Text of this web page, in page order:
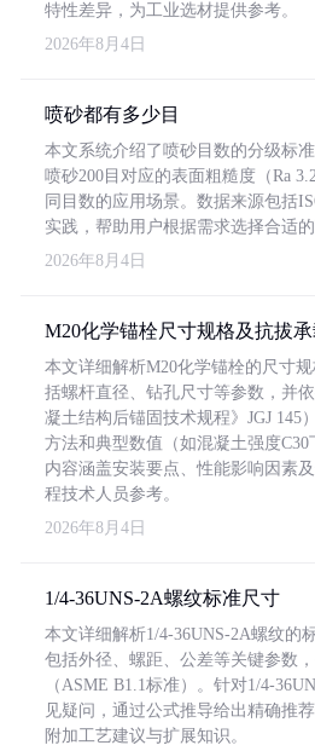
特性差异，为工业选材提供参考。
2026年8月4日
喷砂都有多少目
本文系统介绍了喷砂目数的分级标
喷砂200目对应的表面粗糙度（Ra
同目数的应用场景。数据来源包括
实践，帮助用户根据需求选择合适的
2026年8月4日
M20化学锚栓尺寸规格及抗拔
本文详细解析M20化学锚栓的尺寸
括螺杆直径、钻孔尺寸等参数，并
凝土结构后锚固技术规程》JGJ 145
方法和典型数值（如混凝土强度C30
内容涵盖安装要点、性能影响因素
程技术人员参考。
2026年8月4日
1/4-36UNS-2A螺纹标准尺寸
本文详细解析1/4-36UNS-2A螺纹的
包括外径、螺距、公差等关键参数
（ASME B1.1标准）。针对1/4-
见疑问，通过公式推导给出精确推
附加工艺建议与扩展知识。